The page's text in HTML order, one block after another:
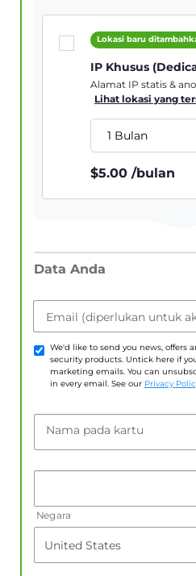
Lokasi baru
IP Khusus
Alamat IP statis &
Lihat lokasi yang
1 Bulan
$5.00 /bulan
Data Anda
Email (diperlukan untuk
We'd like to send you news, offers
security products. Untick here if
marketing emails. You can
in every email. See our Privacy
Nama pada kartu
Negara